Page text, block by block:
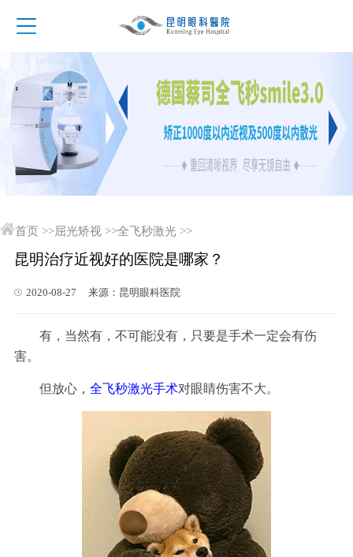
首页 >>屈光矫视 >>全飞秒激光 >>
昆明治疗近视好的医院是哪家？
2020-08-27 来源：昆明眼科医院
有，当然有，不可能没有，只要是手术一定会有伤
害。
但放心， 全飞秒激光手术对眼睛伤害不大。